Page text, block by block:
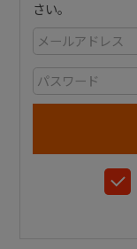
さい。